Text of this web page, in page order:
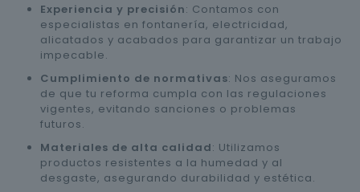
Experiencia y precisión: Contamos con
especialistas en fontanería, electricidad,
alicatados y acabados para garantizar un trabajo
impecable.
Cumplimiento de normativas: Nos aseguramos
de que tu reforma cumpla con las regulaciones
vigentes, evitando sanciones o problemas
futuros.
Materiales de alta calidad: Utilizamos
productos resistentes a la humedad y al
desgaste, asegurando durabilidad y estética.